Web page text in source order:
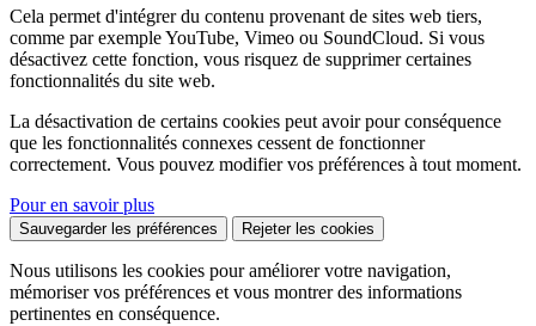
Cela permet d'intégrer du contenu provenant de sites web tiers,
comme par exemple YouTube, Vimeo ou SoundCloud. Si vous
désactivez cette fonction, vous risquez de supprimer certaines
fonctionnalités du site web.
La désactivation de certains cookies peut avoir pour conséquence
que les fonctionnalités connexes cessent de fonctionner
correctement. Vous pouvez modifier vos préférences à tout moment.
Pour en savoir plus
Sauvegarder les préférences Rejeter les cookies
Nous utilisons les cookies pour améliorer votre navigation,
mémoriser vos préférences et vous montrer des informations
pertinentes en conséquence.